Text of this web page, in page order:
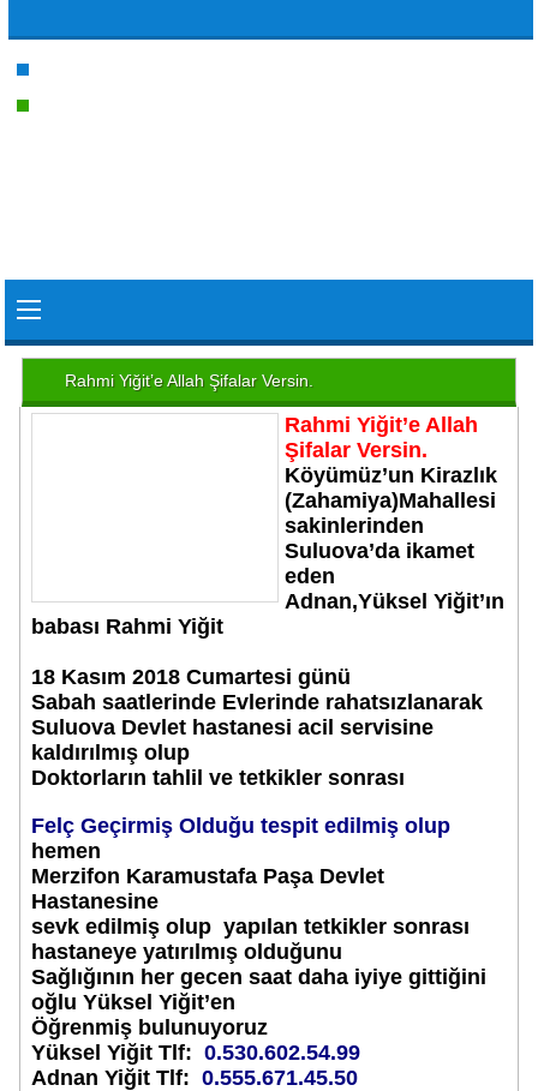
Rahmi Yiğit’e Allah Şifalar Versin.
Rahmi Yiğit’e Allah
Şifalar Versin.
Köyümüz’un Kirazlık
(Zahamiya)Mahallesi
sakinlerinden
Suluova’da ikamet
eden
Adnan,Yüksel Yiğit’ın
babası Rahmi Yiğit
18 Kasım 2018 Cumartesi günü
Sabah saatlerinde Evlerinde rahatsızlanarak
Suluova Devlet hastanesi acil servisine
kaldırılmış olup
Doktorların tahlil ve tetkikler sonrası
Felç Geçirmiş Olduğu tespit edilmiş olup
hemen
Merzifon Karamustafa Paşa Devlet
Hastanesine
sevk edilmiş olup yapılan tetkikler sonrası
hastaneye yatırılmış olduğunu
Sağlığının her gecen saat daha iyiye gittiğini
oğlu Yüksel Yiğit’en
Öğrenmiş bulunuyoruz
Yüksel Yiğit Tlf: 0.530.602.54.99
Adnan Yiğit Tlf: 0.555.671.45.50